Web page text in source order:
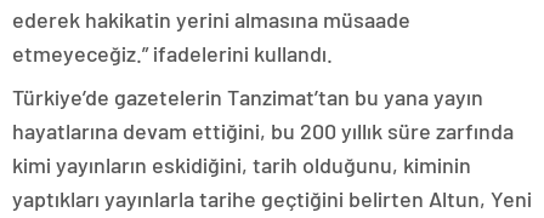
ederek hakikatin yerini almasına müsaade
etmeyeceğiz.” ifadelerini kullandı.
Türkiye’de gazetelerin Tanzimat’tan bu yana yayın
hayatlarına devam ettiğini, bu 200 yıllık süre zarfında
kimi yayınların eskidiğini, tarih olduğunu, kiminin
yaptıkları yayınlarla tarihe geçtiğini belirten Altun, Yeni